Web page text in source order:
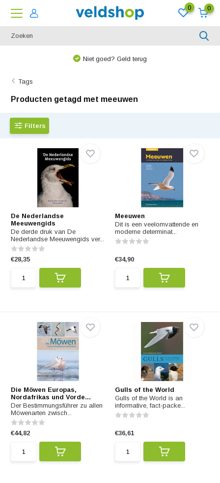
0 0
Niet goed? Geld terug
Tags
Producten getagd met meeuwen
Filters
De Nederlandse
Meeuwengids
De derde druk van De
Nederlandse Meeuwengids ver...
€28,35
Meeuwen
Dit is een veelomvattende en
moderne determinat...
€34,90
Die Möwen Europas,
Nordafrikas und Vorde...
Der Bestimmungsführer zu allen
Möwenarten zwisch...
€44,82
Gulls of the World
Gulls of the World is an
informative, fact-packe...
€36,61